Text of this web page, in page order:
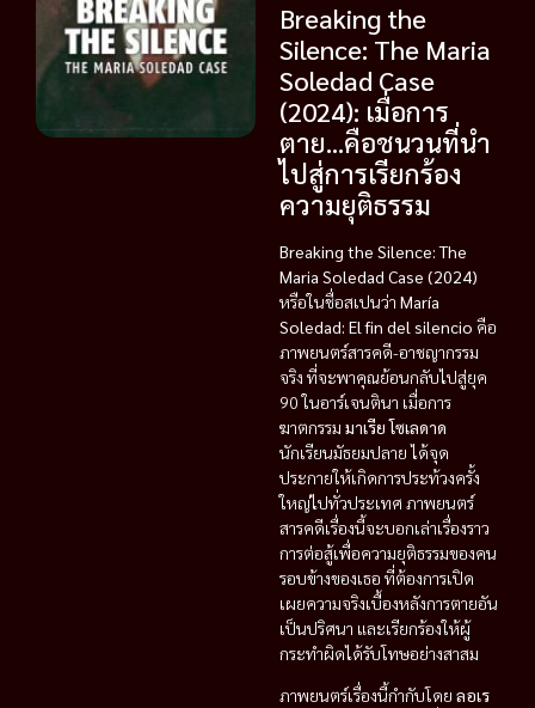
Breaking the
Silence: The Maria
Soledad Case
(2024): เมื่อการ
ตาย…คือชนวนที่นำ
ไปสู่การเรียกร้อง
ความยุติธรรม
Breaking the Silence: The
Maria Soledad Case (2024)
หรือในชื่อสเปนว่า María
Soledad: El fin del silencio คือ
ภาพยนตร์สารคดี-อาชญากรรม
จริง ที่จะพาคุณย้อนกลับไปสู่ยุค
90 ในอาร์เจนตินา เมื่อการ
ฆาตกรรม มาเรีย โซเลดาด
นักเรียนมัธยมปลาย ได้จุด
ประกายให้เกิดการประท้วงครั้ง
ใหญ่ไปทั่วประเทศ ภาพยนตร์
สารคดีเรื่องนี้จะบอกเล่าเรื่องราว
การต่อสู้เพื่อความยุติธรรมของคน
รอบข้างของเธอ ที่ต้องการเปิด
เผยความจริงเบื้องหลังการตายอัน
เป็นปริศนา และเรียกร้องให้ผู้
กระทำผิดได้รับโทษอย่างสาสม
ภาพยนตร์เรื่องนี้กำกับโดย ลอเร